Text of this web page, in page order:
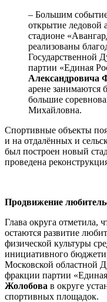
– Большим
открытие ледовой
стадионе
реализованы
Государственной
партии «Единая
Александровича
арене занимаются
большие
Михайловна.
Спортивные объекты
и на отдалённых и
был построен новый
проведена
Продвижение
Глава округа отметила,
остаются развитие
физической культуры
инициативного
Московской областной
фракции партии
Жолобова в округе
спортивных площадок.